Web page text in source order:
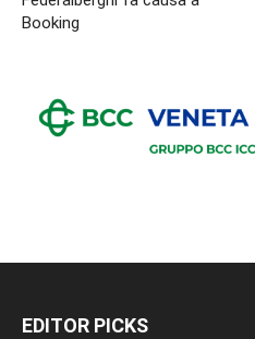
Booking
EDITOR PICKS